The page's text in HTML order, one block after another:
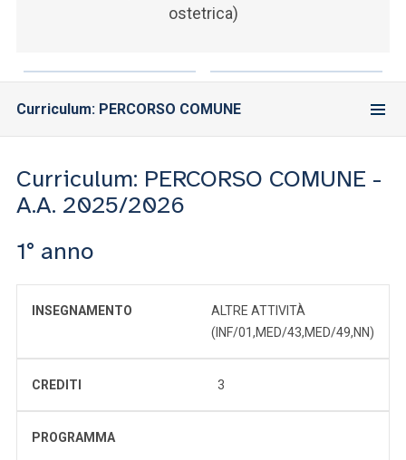
ostetrica)
Curriculum: PERCORSO COMUNE
Curriculum: PERCORSO COMUNE -
A.A. 2025/2026
1° anno
INSEGNAMENTO
ALTRE ATTIVITÀ
(INF/01,MED/43,MED/49,NN)
CREDITI 3
PROGRAMMA